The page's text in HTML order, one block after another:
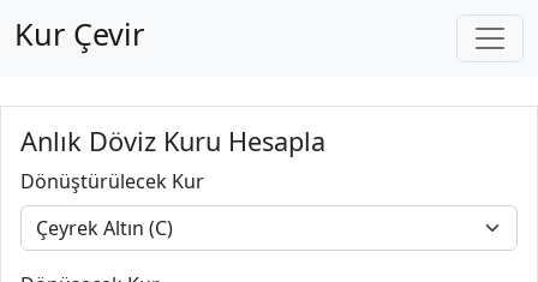
Kur Çevir
Anlık Döviz Kuru Hesapla
Dönüştürülecek Kur